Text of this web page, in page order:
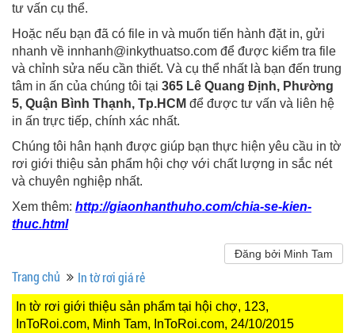
tư vấn cụ thể.
Hoặc nếu bạn đã có file in và muốn tiến hành đặt in, gửi
nhanh về innhanh@inkythuatso.com để được kiểm tra file
và chỉnh sửa nếu cần thiết. Và cụ thể nhất là bạn đến trung
tâm in ấn của chúng tôi tại 365 Lê Quang Định, Phường
5, Quận Bình Thạnh, Tp.HCM để được tư vấn và liên hệ
in ấn trực tiếp, chính xác nhất.
Chúng tôi hân hạnh được giúp bạn thực hiện yêu cầu in tờ
rơi giới thiệu sản phẩm hội chợ với chất lượng in sắc nét
và chuyên nghiệp nhất.
Xem thêm: http://giaonhanthuho.com/chia-se-kien-
thuc.html
Đăng bởi Minh Tam
Trang chủ In tờ rơi giá rẻ
In tờ rơi giới thiệu sản phẩm tại hội chợ, 123,
InToRoi.com, Minh Tam, InToRoi.com, 24/10/2015